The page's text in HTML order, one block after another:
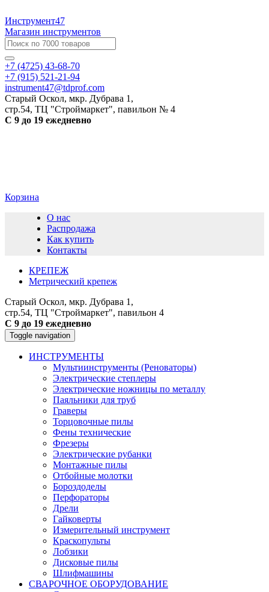
Инструмент47
Магазин инструментов
+7 (4725) 43-68-70
+7 (915) 521-21-94
instrument47@tdprof.com
Старый Оскол, мкр. Дубрава 1,
стр.54, ТЦ "Строймаркет", павильон № 4
С 9 до 19 ежедневно
Корзина
О нас
Распродажа
Как купить
Контакты
КРЕПЕЖ
Метрический крепеж
Старый Оскол, мкр. Дубрава 1,
стр.54, ТЦ "Строймаркет", павильон 4
С 9 до 19 ежедневно
Toggle navigation
ИНСТРУМЕНТЫ
Мультиинструменты (Реноваторы)
Электрические степлеры
Электрические ножницы по металлу
Паяльники для труб
Граверы
Торцовочные пилы
Фены технические
Фрезеры
Электрические рубанки
Монтажные пилы
Отбойные молотки
Бороздоделы
Перфораторы
Дрели
Гайковерты
Измерительный инструмент
Краскопульты
Лобзики
Дисковые пилы
Шлифмашины
СВАРОЧНОЕ ОБОРУДОВАНИЕ